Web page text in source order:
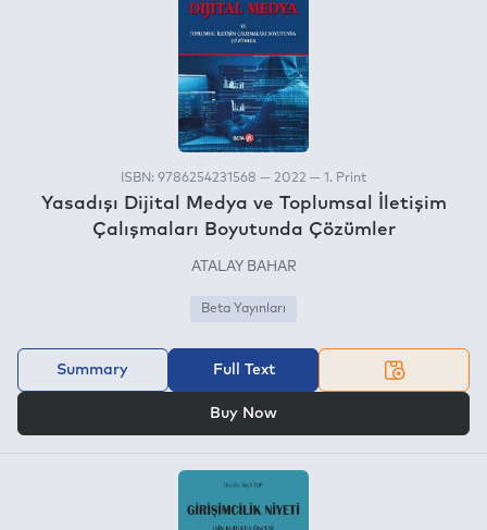
ISBN: 9786254231568 — 2022 — 1. Print
Yasadışı Dijital Medya ve Toplumsal İletişim
Çalışmaları Boyutunda Çözümler
ATALAY BAHAR
Beta Yayınları
Summary Full Text
Buy Now